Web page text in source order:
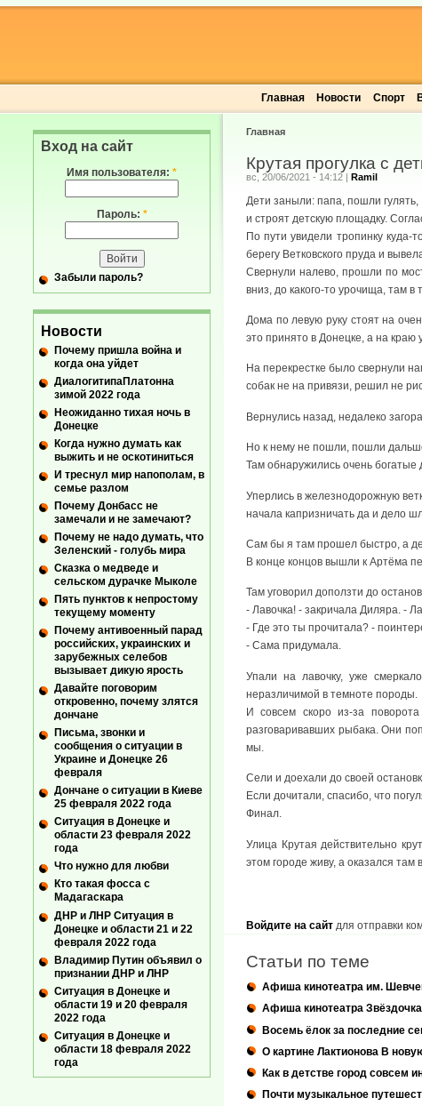
Главная Новости Спорт
Главная
Крутая прогулка с
вс, 20/06/2021 - 14:12 | Ramil
Дети заныли: папа, пошли
и строят детскую площадку.
По пути увидели тропинку куда-
берегу Ветковского пруда и
Свернули налево, прошли по
вниз, до какого-то урочища, там в
Дома по левую руку стоят на
это принято в Донецке, а на краю
На перекрестке было свернули
собак не на привязи, решил не
Вернулись назад, недалеко
Но к нему не пошли, пошли
Там обнаружились очень богатые
Уперлись в железнодорожную
начала капризничать да и дело
Сам бы я там прошел быстро, а
В конце концов вышли к Артёма
Там уговорил доползти до
- Лавочка! - закричала Диляра. -
- Где это ты прочитала? -
- Сама придумала.
Упали на лавочку, уже
неразличимой в темноте породы.
И совсем скоро из-за
разговаривавших рыбака. Они
мы.
Сели и доехали до своей
Если дочитали, спасибо, что
Финал.
Улица Крутая действительно
этом городе живу, а оказался
Войдите на сайт для отправки
Статьи по теме
Афиша кинотеатра им.
Афиша кинотеатра Звёздочка
Восемь ёлок за последние
О картине Лактионова В
Как в детстве город совсем
Почти музыкальное
Вход на сайт
Имя пользователя: *
Пароль: *
Забыли пароль?
Новости
Почему пришла война и
когда она уйдет
ДиалогитипаПлатонна
зимой 2022 года
Неожиданно тихая ночь в
Донецке
Когда нужно думать как
выжить и не оскотиниться
И треснул мир напополам, в
семье разлом
Почему Донбасс не
замечали и не замечают?
Почему не надо думать, что
Зеленский - голубь мира
Сказка о медведе и
сельском дурачке Мыколе
Пять пунктов к непростому
текущему моменту
Почему антивоенный парад
российских, украинских и
зарубежных селебов
вызывает дикую ярость
Давайте поговорим
откровенно, почему злятся
дончане
Письма, звонки и
сообщения о ситуации в
Украине и Донецке 26
февраля
Дончане о ситуации в Киеве
25 февраля 2022 года
Ситуация в Донецке и
области 23 февраля 2022
года
Что нужно для любви
Кто такая фосса с
Мадагаскара
ДНР и ЛНР Ситуация в
Донецке и области 21 и 22
февраля 2022 года
Владимир Путин объявил о
признании ДНР и ЛНР
Ситуация в Донецке и
области 19 и 20 февраля
2022 года
Ситуация в Донецке и
области 18 февраля 2022
года